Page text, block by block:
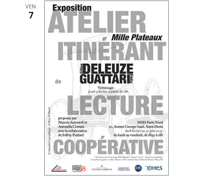
VEN
7